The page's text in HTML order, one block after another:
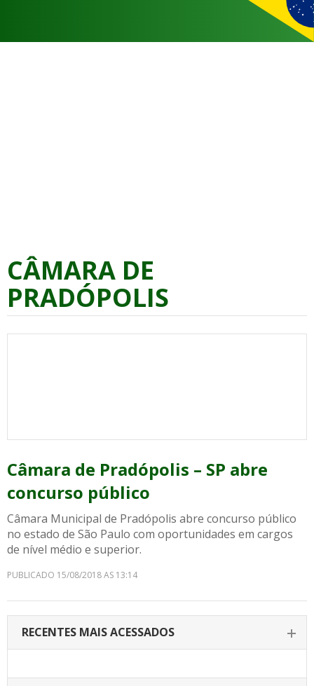
CÂMARA DE
PRADÓPOLIS
Câmara de Pradópolis – SP abre
concurso público
Câmara Municipal de Pradópolis abre concurso público
no estado de São Paulo com oportunidades em cargos
de nível médio e superior.
PUBLICADO 15/08/2018 AS 13:14
RECENTES MAIS ACESSADOS